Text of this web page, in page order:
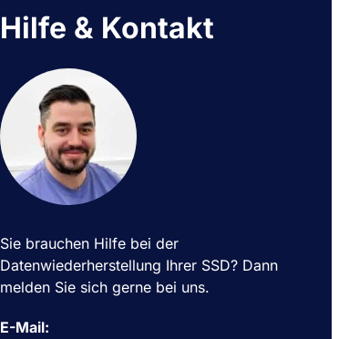
Hilfe & Kontakt
Sie brauchen Hilfe bei der
Datenwiederherstellung Ihrer SSD? Dann
melden Sie sich gerne bei uns.
E-Mail: